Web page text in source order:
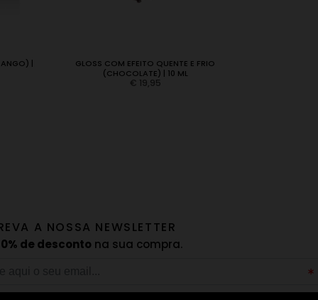
|
GLOSS COM EFEITO QUENTE E FRIO
(CHOCOLATE) | 10 ML
€ 19,95
A NOSSA NEWSLETTER
de desconto na sua compra.